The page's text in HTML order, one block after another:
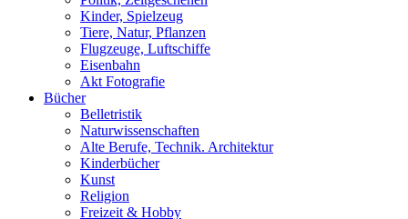
Kinder, Spielzeug
Tiere, Natur, Pflanzen
Flugzeuge, Luftschiffe
Eisenbahn
Akt Fotografie
Bücher
Belletristik
Naturwissenschaften
Alte Berufe, Technik. Architektur
Kinderbücher
Kunst
Religion
Freizeit & Hobby